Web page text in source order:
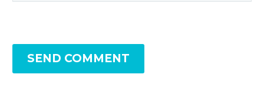
SEND COMMENT